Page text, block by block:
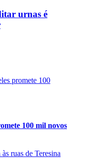
urnas é
100 mil novos